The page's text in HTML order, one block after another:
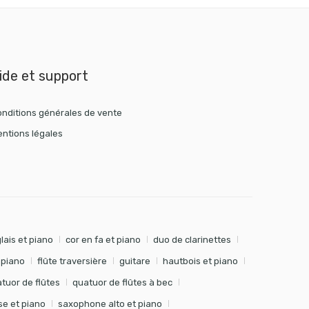
et support
générales de vente
légales
et piano cor en fa et piano duo de clarinettes
flûte traversière guitare hautbois et piano
de flûtes quatuor de flûtes à bec
et piano saxophone alto et piano